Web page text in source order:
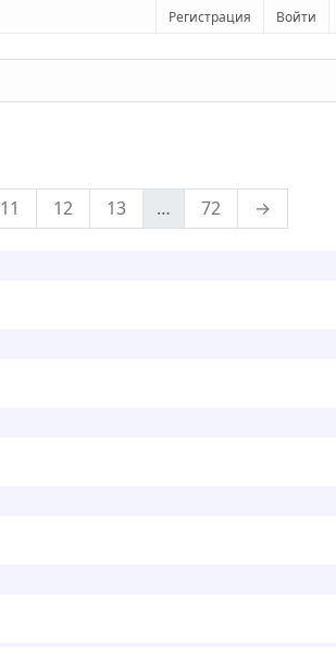
Регистрация Войти
11 12 13 … 72 →